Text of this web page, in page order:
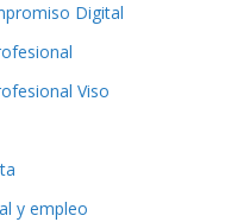
Digital
Viso
y empleo